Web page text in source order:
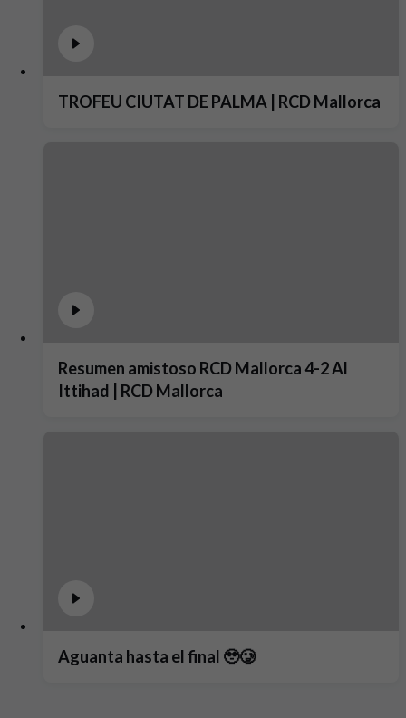
TROFEU CIUTAT DE PALMA | RCD Mallorca
Resumen amistoso RCD Mallorca 4-2 Al
Ittihad | RCD Mallorca
Aguanta hasta el final 🥹🥲